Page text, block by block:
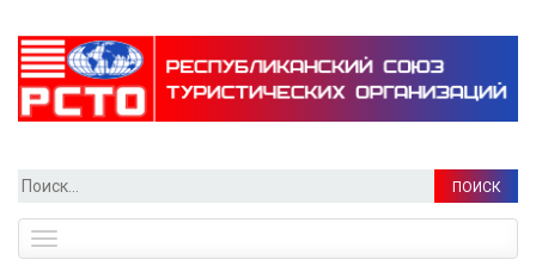
Найти:
navigation